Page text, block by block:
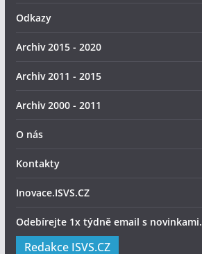
Odkazy
Archiv 2015 - 2020
Archiv 2011 - 2015
Archiv 2000 - 2011
O nás
Kontakty
Inovace.ISVS.CZ
Odebírejte 1x týdně email s novinkami.
Redakce ISVS.CZ